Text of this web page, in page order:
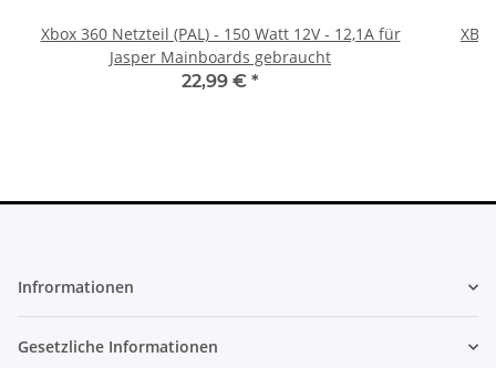
Xbox 360 Netzteil (PAL) - 150 Watt 12V - 12,1A für
Jasper Mainboards gebraucht
22,99 € *
Infrormationen
Gesetzliche Informationen